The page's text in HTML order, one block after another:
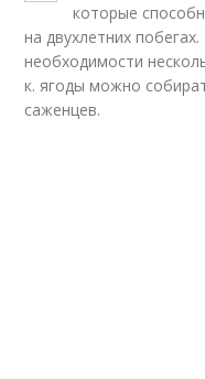
которые
на двухлетних
необходимости
к. ягоды можно
саженцев.